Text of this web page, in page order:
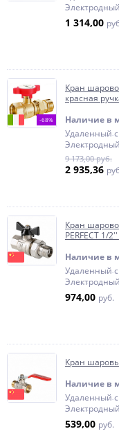
1 314,00
-68%
Кран
красная
Наличие в
Удаленный
9 173,00 руб.
2 935,36
Кран
PERFECT 1/
Наличие в
Удаленный
974,00 руб.
Кран
Наличие в
Удаленный
539,00 руб.